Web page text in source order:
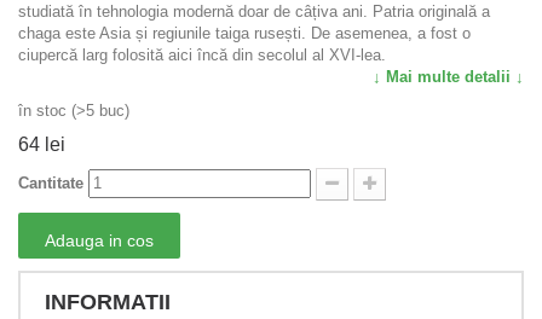
studiată în tehnologia modernă doar de câțiva ani. Patria originală a
chaga este Asia și regiunile taiga rusești. De asemenea, a fost o
ciupercă larg folosită aici încă din secolul al XVI-lea.
↓ Mai multe detalii ↓
în stoc (>5 buc)
64 lei
Cantitate
Adauga in cos
INFORMATII